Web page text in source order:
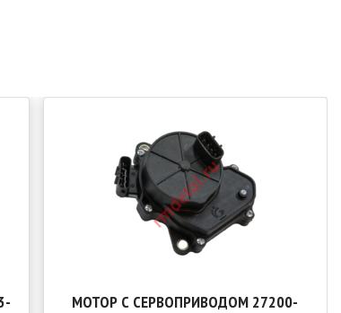
МОТОР С СЕРВОПРИВОДОМ 27200-